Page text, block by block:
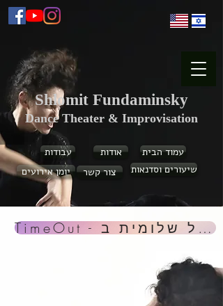
Shlomit Fundaminsky
Dance Theater & Improvisation
עבודות
יומן אירועים
אודות
צור קשר
עמוד הבית
שיעורים וסדנאות
TimeOut - כתבה על שלומית ב